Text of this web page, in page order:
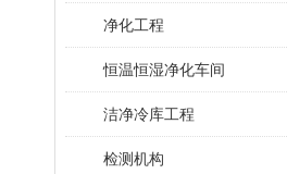
净化工程
恒温恒湿净化车间
洁净冷库工程
检测机构